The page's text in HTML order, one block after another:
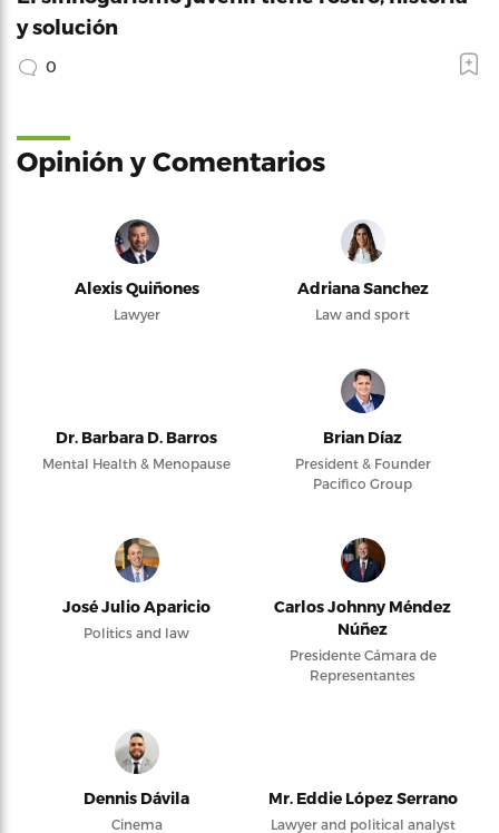
y solución
0
Opinión y Comentarios
Alexis Quiñones
Lawyer
Adriana Sanchez
Law and sport
Dr. Barbara D. Barros
Mental Health & Menopause
Brian Díaz
President & Founder
Pacifico Group
José Julio Aparicio
Politics and law
Carlos Johnny Méndez
Núñez
Presidente Cámara de
Representantes
Dennis Dávila
Cinema
Mr. Eddie López Serrano
Lawyer and political analyst